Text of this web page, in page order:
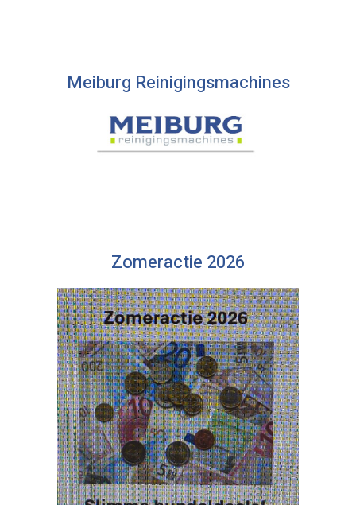
Meiburg Reinigingsmachines
Zomeractie 2026